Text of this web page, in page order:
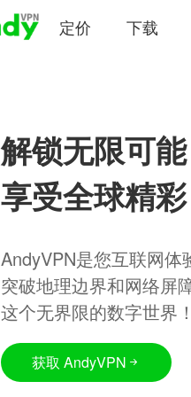
定价 下载
解锁无限可能
享受全球精彩
AndyVPN是您互联网
突破地理边界和网络屏
这个无界限的数字世界！
获取 AndyVPN